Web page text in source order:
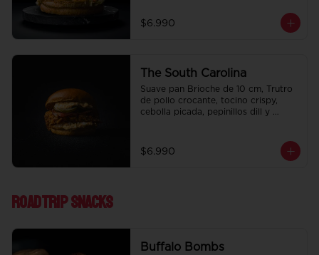
$6.990
The South Carolina
Suave pan Brioche de 10 cm, Trutro
de pollo crocante, tocino crispy,
cebolla picada, pepinillos dill y
$6.990
Roadtrip Snacks
Buffalo Bombs